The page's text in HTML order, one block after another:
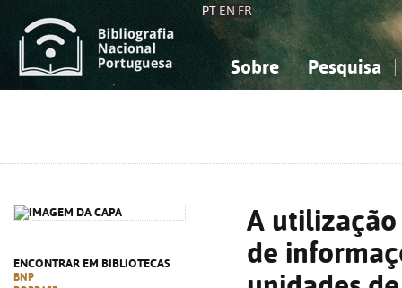
PT EN FR
Sobre Pesquisa
ENCONTRAR EM BIBLIOTECAS
BNP
A
de